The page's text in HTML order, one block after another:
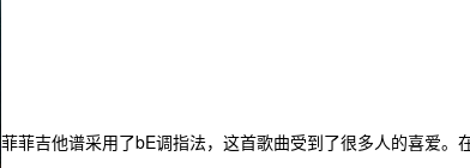
菲菲吉他谱采用了bE调指法，这首歌曲受到了很多人的喜爱